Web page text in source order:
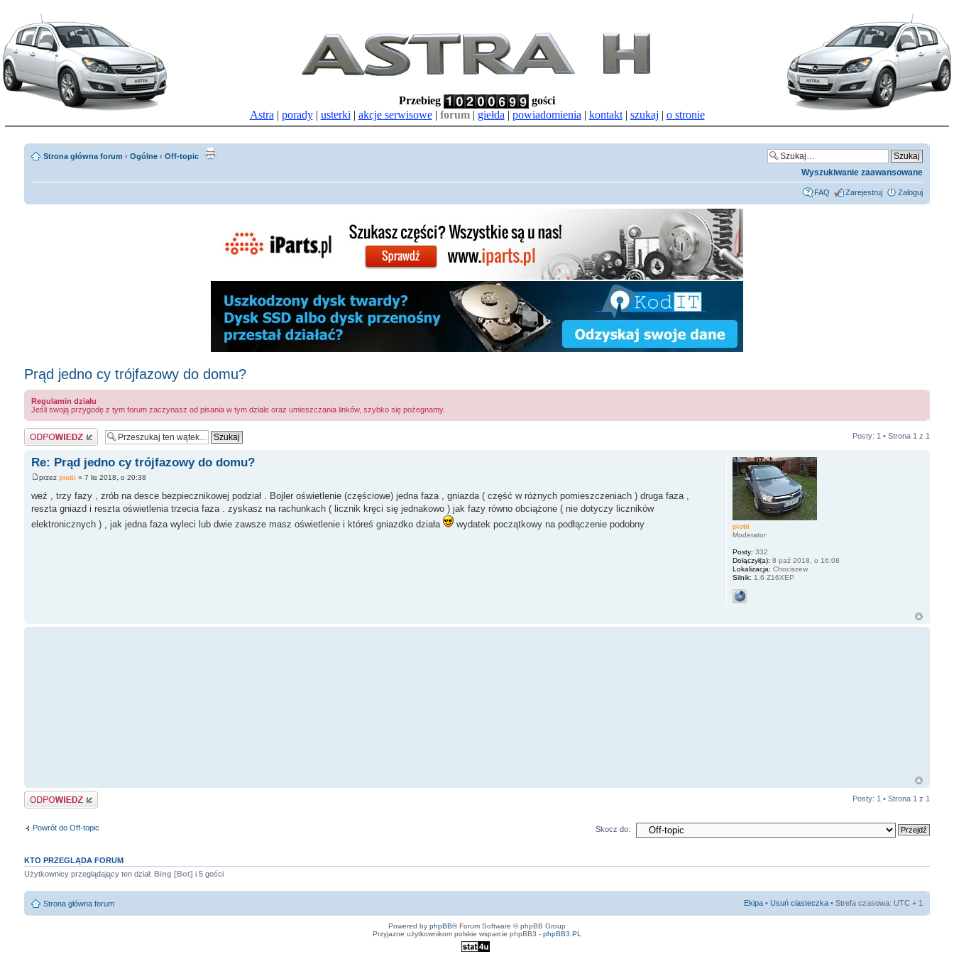
Przebieg
gości
Astra | porady| usterki | akcje serwisowe| forum| giełda | powiadomienia | kontakt| szukaj | o stronie
Strona główna forum ‹ Ogólne ‹ Off-topic
Wyszukiwanie zaawansowane
FAQ Zarejestruj Zaloguj
Prąd jedno cy trójfazowy do domu?
Regulamin działu
Jeśli swoją przygodę z tym forum zaczynasz od pisania w tym dziale oraz umieszczania linków, szybko się pożegnamy.
Odpowiedz Posty: 1 • Strona 1 z 1
Re: Prąd jedno cy trójfazowy do domu?
przez piotii » 7 lis 2018, o 20:38
weź , trzy fazy , zrób na desce bezpiecznikowej podział . Bojler oświetlenie (częściowe) jedna faza , gniazda ( część w różnych pomieszczeniach ) druga faza ,
reszta gniazd i reszta oświetlenia trzecia faza . zyskasz na rachunkach ( licznik kręci się jednakowo ) jak fazy równo obciążone ( nie dotyczy liczników
elektronicznych ) , jak jedna faza wyleci lub dwie zawsze masz oświetlenie i któreś gniazdko działa
wydatek początkowy na podłączenie podobny
piotii
Moderator
Posty: 332
Dołączył(a): 8 paź 2018, o 16:08
Lokalizacja: Chociszew
Silnik: 1.6 Z16XEP
Odpowiedz Posty: 1 • Strona 1 z 1
Powrót do Off-topic Skocz do:
KTO PRZEGLĄDA FORUM
Użytkownicy przeglądający ten dział: Bing [Bot] i 5 gości
Strona główna forum Ekipa •Usuń ciasteczka • Strefa czasowa: UTC + 1
Powered by phpBB® Forum Software © phpBB Group
Przyjazne użytkownikom polskie wsparcie phpBB3 - phpBB3.PL